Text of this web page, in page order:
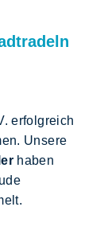
erfolgreich
Unsere
haben